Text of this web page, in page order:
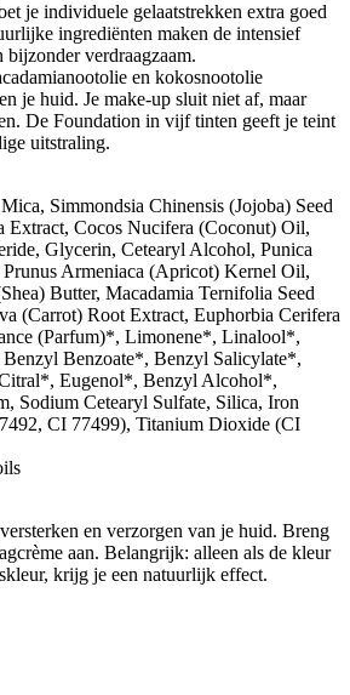
je individuele gelaatstrekken extra goed
ingrediënten maken de intensief
verdraagzaam.
en kokosnootolie
je huid. Je make-up sluit niet af, maar
De Foundation in vijf tinten geeft je teint
uitstraling.
Simmondsia Chinensis (Jojoba) Seed
Cocos Nucifera (Coconut) Oil,
Glycerin, Cetearyl Alcohol, Punica
Armeniaca (Apricot) Kernel Oil,
Butter, Macadamia Ternifolia Seed
(Carrot) Root Extract, Euphorbia Cerifera
(Parfum)*, Limonene*, Linalool*,
Benzoate*, Benzyl Salicylate*,
Eugenol*, Benzyl Alcohol*,
Sodium Cetearyl Sulfate, Silica, Iron
CI 77499), Titanium Dioxide (CI
en verzorgen van je huid. Breng
aan. Belangrijk: alleen als de kleur
krijg je een natuurlijk effect.